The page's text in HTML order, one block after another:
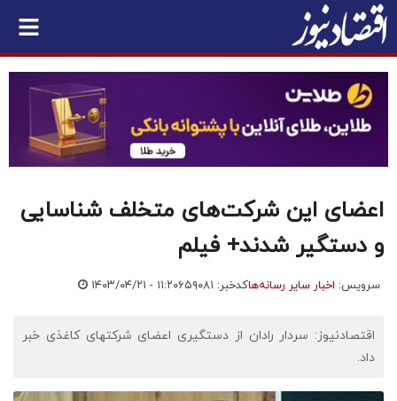
اعضای این شرکت‌های متخلف شناسایی
و دستگیر شدند+ فیلم
سرویس: اخبار سایر رسانه‌هاکدخبر: ۶۵۹۰۸۱ ۱۴۰۳/۰۴/۲۱ - ۱۱:۲۰
اقتصادنیوز: سردار رادان از دستگیری اعضای شرکتهای کاغذی خبر
داد.